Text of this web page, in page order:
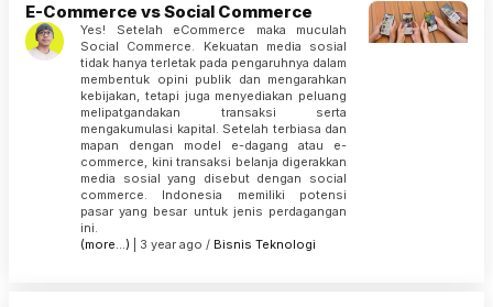
E-Commerce vs Social Commerce
Yes! Setelah eCommerce maka muculah
Social Commerce. Kekuatan media sosial
tidak hanya terletak pada pengaruhnya dalam
membentuk opini publik dan mengarahkan
kebijakan, tetapi juga menyediakan peluang
melipatgandakan transaksi serta
mengakumulasi kapital. Setelah terbiasa dan
mapan dengan model e-dagang atau e-
commerce, kini transaksi belanja digerakkan
media sosial yang disebut dengan social
commerce. Indonesia memiliki potensi
pasar yang besar untuk jenis perdagangan
ini.
(more…) | 3 year ago / Bisnis Teknologi